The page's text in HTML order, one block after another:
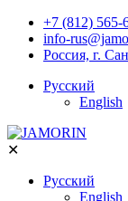
+7 (812) 565-
info-
Россия, г.
Русский
English
✕
Русский
English